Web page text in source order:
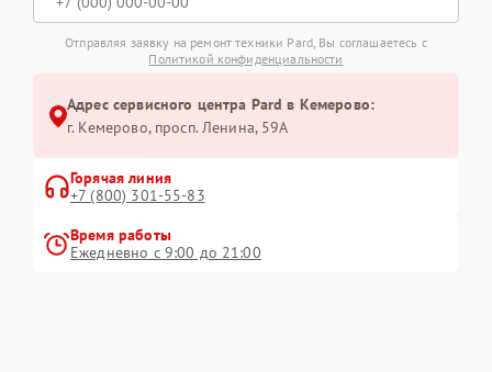
Отправляя заявку на ремонт техники Pard, Вы соглашаетесь с
Политикой конфиденциальности
Адрес сервисного центра Pard в Кемерово:
г. Кемерово, просп. Ленина, 59А
Горячая линия
+7 (800) 301-55-83
Время работы
Ежедневно с 9:00 до 21:00